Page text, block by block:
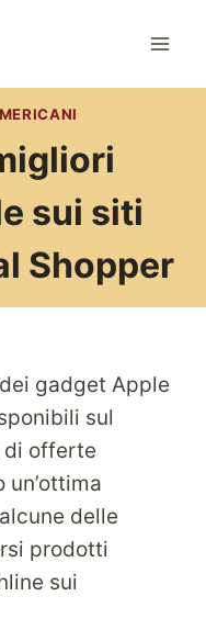
sui siti
Shopper
gadget Apple
sul
di offerte
delle
prodotti
sui